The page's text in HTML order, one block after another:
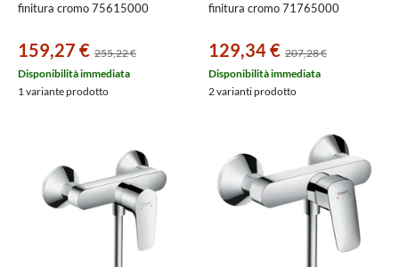
finitura cromo 75615000
159,27 € 255,22 €
Disponibilità immediata
1 variante prodotto
finitura cromo 71765000
129,34 € 207,28 €
Disponibilità immediata
2 varianti prodotto